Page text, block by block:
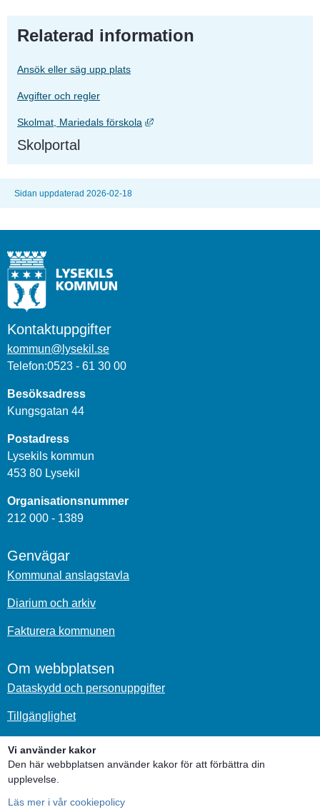
Vi använder kakor
Den här webbplatsen använder kakor för att förbättra din
upplevelse.
Läs mer i vår cookiepolicy
Relaterad information
Ansök eller säg upp plats
Avgifter och regler
Skolmat, Mariedals förskola Länk till annan webbplats, öppnas i
Skolportal
Sidan uppdaterad 2026-02-18
Kontaktuppgifter
kommun@lysekil.se
Telefon:0523 - 61 30 00
Besöksadress
Kungsgatan 44
Postadress
Lysekils kommun
453 80 Lysekil
Organisationsnummer
212 000 - 1389
Genvägar
Kommunal anslagstavla
Diarium och arkiv
Fakturera kommunen
Om webbplatsen
Dataskydd och personuppgifter
Tillgänglighet
Om kakor
Sociala medier